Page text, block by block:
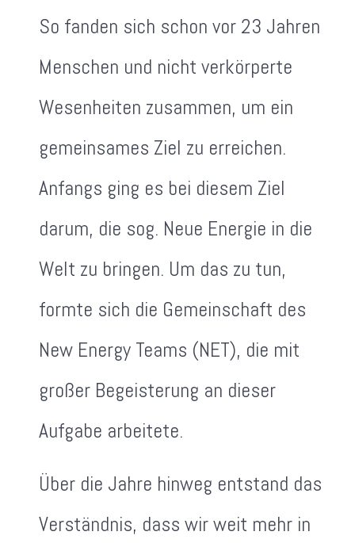
So fanden sich schon vor 23 Jahren
Menschen und nicht verkörperte
Wesenheiten zusammen, um ein
gemeinsames Ziel zu erreichen.
Anfangs ging es bei diesem Ziel
darum, die sog. Neue Energie in die
Welt zu bringen. Um das zu tun,
formte sich die Gemeinschaft des
New Energy Teams (NET), die mit
großer Begeisterung an dieser
Aufgabe arbeitete.
Über die Jahre hinweg entstand das
Verständnis, dass wir weit mehr in